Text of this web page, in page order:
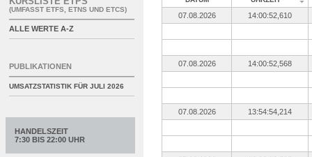
07.08.2026 14:00:52,610
07.08.2026 14:00:52,568
07.08.2026 13:54:54,214
(UMFASST ETFS, ETNS UND ETCS)
ALLE WERTE A-Z
PUBLIKATIONEN
UMSATZSTATISTIK FÜR JULI 2026
HANDELSZEIT
7:30 BIS 22:00 UHR